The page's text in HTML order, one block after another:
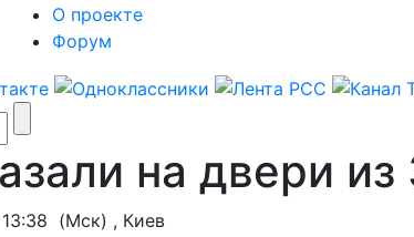
О проекте
Форум
на двери из
(Мск) , Киев